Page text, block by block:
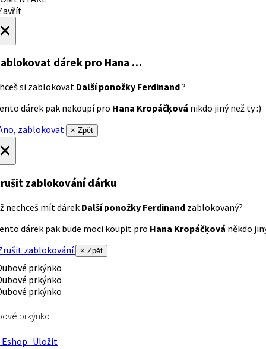
dárek pro Hana …
si zablokovat Další ponožky Ferdinand?
dárek pak nekoupí pro Hana Kropáčķová nikdo jiný než ty :)
zablokovat
× Zpět
zablokování dárku
nechceš mít dárek Další ponožky Ferdinand zablokovaný?
dárek pak bude moci koupit pro Hana Kropáčķová někdo
zablokování
× Zpět
prkýnko
Uložit